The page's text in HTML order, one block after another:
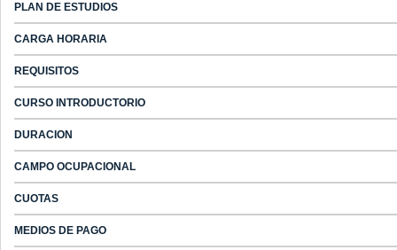
PLAN DE ESTUDIOS
CARGA HORARIA
REQUISITOS
CURSO INTRODUCTORIO
DURACION
CAMPO OCUPACIONAL
CUOTAS
MEDIOS DE PAGO